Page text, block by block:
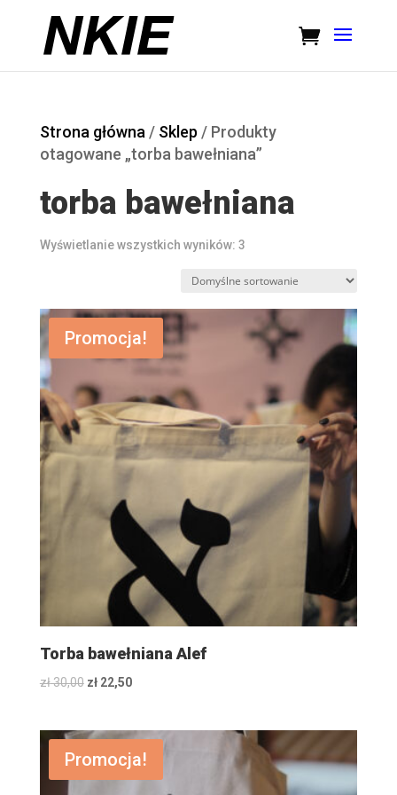
Strona główna / Sklep / Produkty
otagowane „torba bawełniana”
torba bawełniana
Wyświetlanie wszystkich wyników: 3
Promocja!
Torba bawełniana Alef
zł30,00 Original
zł 30,00.
zł22,50Current
zł 22,50.
Promocja!